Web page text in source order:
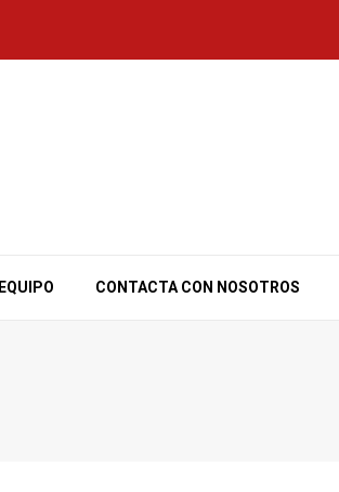
EQUIPO CONTACTA CON NOSOTROS